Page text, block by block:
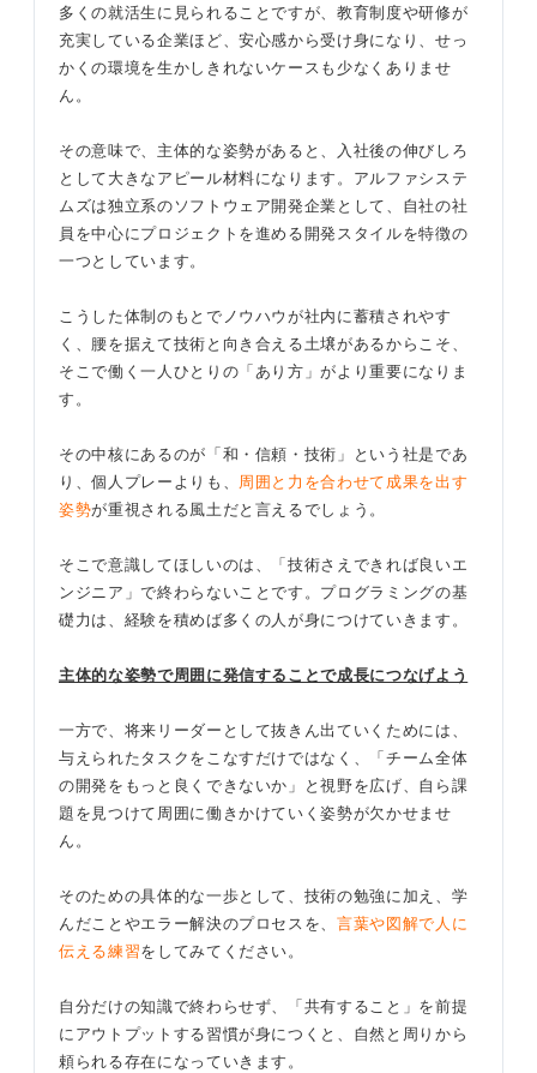
多くの就活生に見られることですが、教育制度や研修が
充実している企業ほど、安心感から受け身になり、せっ
かくの環境を生かしきれないケースも少なくありませ
ん。
その意味で、主体的な姿勢があると、入社後の伸びしろ
として大きなアピール材料になります。アルファシステ
ムズは独立系のソフトウェア開発企業として、自社の社
員を中心にプロジェクトを進める開発スタイルを特徴の
一つとしています。
こうした体制のもとでノウハウが社内に蓄積されやす
く、腰を据えて技術と向き合える土壌があるからこそ、
そこで働く一人ひとりの「あり方」がより重要になりま
す。
その中核にあるのが「和・信頼・技術」という社是であ
り、個人プレーよりも、 周囲と力を合わせて成果を出す
姿勢が重視される風土だと言えるでしょう。
そこで意識してほしいのは、「技術さえできれば良いエ
ンジニア」で終わらないことです。プログラミングの基
礎力は、経験を積めば多くの人が身につけていきます。
主体的な姿勢で周囲に発信することで成長につなげよう
一方で、将来リーダーとして抜きん出ていくためには、
与えられたタスクをこなすだけではなく、「チーム全体
の開発をもっと良くできないか」と視野を広げ、自ら課
題を見つけて周囲に働きかけていく姿勢が欠かせませ
ん。
そのための具体的な一歩として、技術の勉強に加え、学
んだことやエラー解決のプロセスを、言葉や図解で人に
伝える練習をしてみてください。
自分だけの知識で終わらせず、「共有すること」を前提
にアウトプットする習慣が身につくと、自然と周りから
頼られる存在になっていきます。